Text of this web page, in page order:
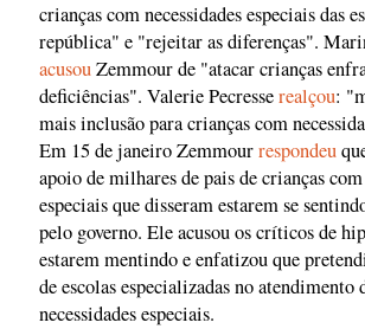
crianças com necessidades especiais das
república" e "rejeitar as diferenças".
acusouZemmour de "atacar crianças
deficiências". Valerie Pecresserealçou:
mais inclusão para crianças com
Em 15 de janeiro Zemmourrespondeu
apoio de milhares de pais de crianças com
especiais que disseram estarem se
pelo governo. Ele acusou os críticos de
estarem mentindo e enfatizou que
de escolas especializadas no atendimento
necessidades especiais.